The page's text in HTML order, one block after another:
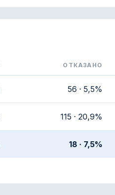
ОТКАЗАНО
56 · 5,5%
115 · 20,9%
18 · 7,5%